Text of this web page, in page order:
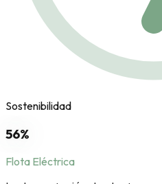
Sostenibilidad
56%
Flota Eléctrica